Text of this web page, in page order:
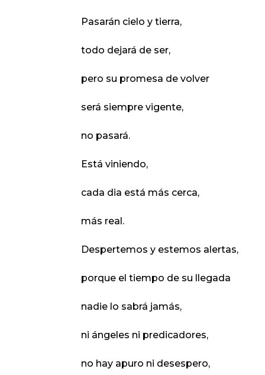
Pasarán cielo y tierra,
todo dejará de ser,
pero su promesa de volver
será siempre vigente,
no pasará.
Está viniendo,
cada dia está más cerca,
más real.
Despertemos y estemos alertas,
porque el tiempo de su llegada
nadie lo sabrá jamás,
ni ángeles ni predicadores,
no hay apuro ni desespero,